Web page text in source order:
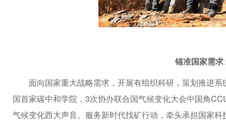
锚准国家需
面向国家重大战略需求，开展有组织科研，策划推进
国首家碳中和学院，3次协办联合国气候变化大会中国角
气候变化西大声音。服务新时代找矿行动，牵头承担国家